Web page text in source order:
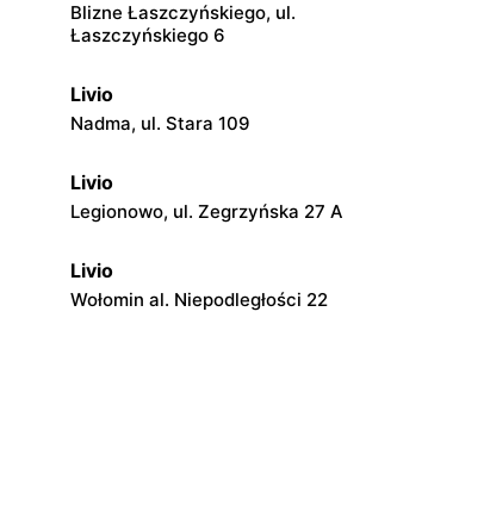
Blizne Łaszczyńskiego, ul.
Łaszczyńskiego 6
Livio
Nadma, ul. Stara 109
Livio
Legionowo, ul. Zegrzyńska 27 A
Livio
Wołomin al. Niepodległości 22